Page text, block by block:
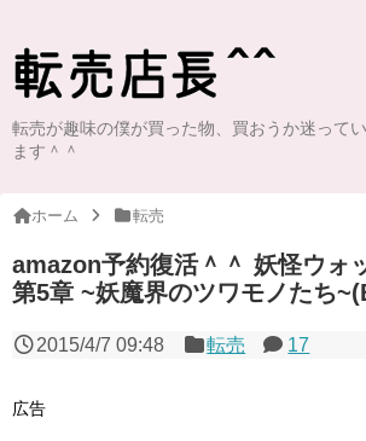
転売が趣味の僕が買った物、買おうか迷って
ます＾＾
ホーム 転売
amazon予約復活＾＾ 妖怪ウォ
第5章 ~妖魔界のツワモノたち
2015/4/7 09:48 転売 17
広告